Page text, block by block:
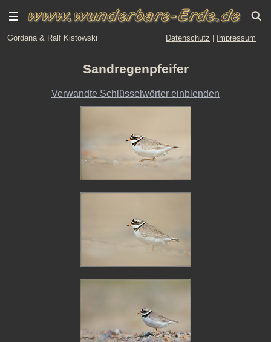
Gordana & Ralf Kistowski Datenschutz Impressum
Sandregenpfeifer
Verwandte Schlüsselwörter einblenden